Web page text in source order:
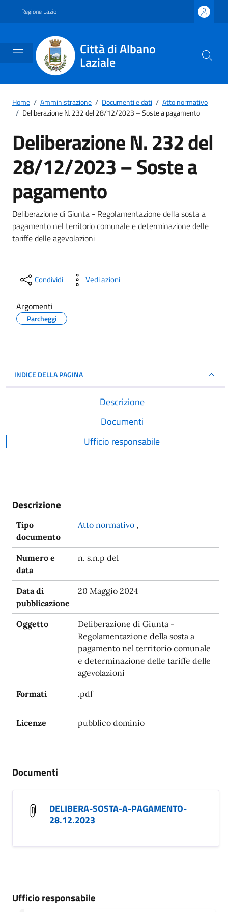
Regione Lazio
Città di Albano
Laziale
Home / Amministrazione / Documenti e dati / Atto normativo
/ Deliberazione N. 232 del 28/12/2023 – Soste a pagamento
Deliberazione N. 232 del
28/12/2023 – Soste a
pagamento
Dettagli del documento
Deliberazione di Giunta - Regolamentazione della sosta a
pagamento nel territorio comunale e determinazione delle
tariffe delle agevolazioni
Condividi Vedi azioni
Argomenti
Parcheggi
INDICE DELLA PAGINA
Descrizione
Documenti
Ufficio responsabile
Descrizione
Tipo
documento
Atto normativo ,
Numero e
data
n. s.n.p del
Data di
pubblicazione
20 Maggio 2024
Oggetto
Deliberazione di Giunta -
Regolamentazione della sosta a
pagamento nel territorio comunale
e determinazione delle tariffe delle
agevolazioni
Formati .pdf
Licenze pubblico dominio
Documenti
DELIBERA-SOSTA-A-PAGAMENTO-
28.12.2023
Ufficio responsabile